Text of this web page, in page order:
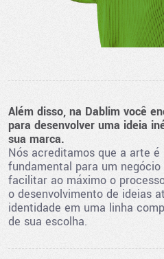
Além disso, na Dablim você
para desenvolver uma ideia
sua marca.
Nós acreditamos que a arte
fundamental para um
facilitar ao máximo o
o desenvolvimento de ideias
identidade em uma linha
de sua escolha.